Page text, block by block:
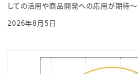
しての活用や商品開発への応用が期待～
2026年8月5日